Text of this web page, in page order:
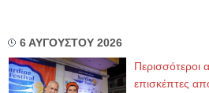
6 ΑΥΓΟΥΣΤΟΥ 2026
Περισσότεροι
επισκέπτες